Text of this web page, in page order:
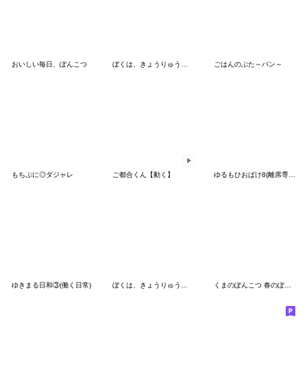
おいしい毎日、ぽんこつ ごはんのぶた～パン～
もちぷに◎ダジャレ ご都合くん【動く】 ゆるもひおばけ8(離席専用)
ゆきまる日和③(働く日常) ぼくは、きょうりゅう【てきとう】 くまのぽんこつ 春のぽんやりスタンプ